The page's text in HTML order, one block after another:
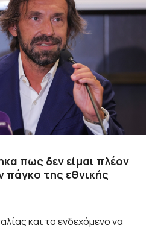
πως δεν είμαι πλέον
πάγκο της εθνικής
και το ενδεχόμενο να